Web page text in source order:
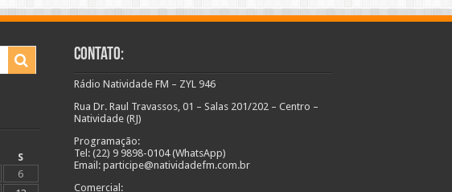
S
6
Contato:
Rádio Natividade FM – ZYL 946
Rua Dr. Raul Travassos, 01 – Salas 201/202 – Centro –
Natividade (RJ)
Programação:
Tel: (22) 9 9898-0104 (WhatsApp)
Email: participe@natividadefm.com.br
Comercial: